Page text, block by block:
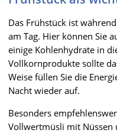
Das Frühstück ist
am Tag. Hier können Sie
einige Kohlenhydrate in
Vollkornprodukte sollte
Weise füllen Sie die
Nacht wieder auf.
Besonders
Vollwertmüsli mit Nüssen